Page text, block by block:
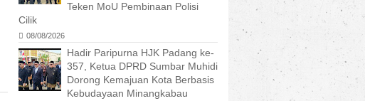
Teken MoU Pembinaan Polisi
Cilik
08/08/2026
Hadir Paripurna HJK Padang ke-
357, Ketua DPRD Sumbar Muhidi
Dorong Kemajuan Kota Berbasis
Kebudayaan Minangkabau